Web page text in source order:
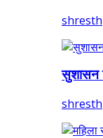
सुशासन